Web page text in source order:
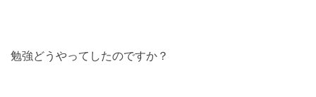
勉強どうやってしたのですか？